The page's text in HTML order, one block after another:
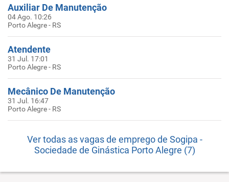
Auxiliar De Manutenção
04 Ago. 10:26
Porto Alegre - RS
Atendente
31 Jul. 17:01
Porto Alegre - RS
Mecânico De Manutenção
31 Jul. 16:47
Porto Alegre - RS
Ver todas as vagas de emprego de Sogipa -
Sociedade de Ginástica Porto Alegre (7)